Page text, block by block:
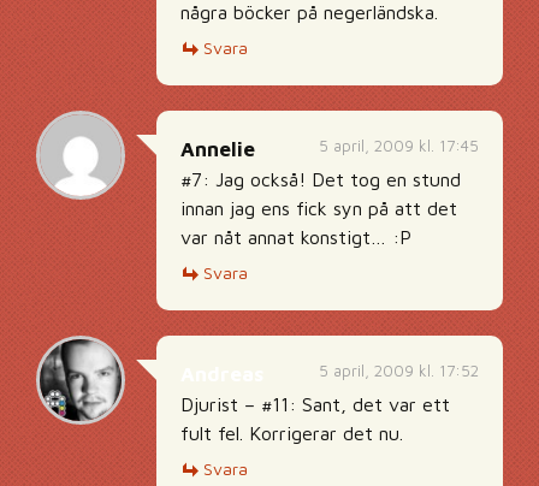
några böcker på negerländska.
Svara
5 april, 2009 kl. 17:45
Annelie
#7: Jag också! Det tog en stund
innan jag ens fick syn på att det
var nåt annat konstigt… :P
Svara
5 april, 2009 kl. 17:52
Djurist – #11: Sant, det var ett
fult fel. Korrigerar det nu.
Svara